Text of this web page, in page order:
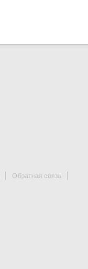
Обратная связь